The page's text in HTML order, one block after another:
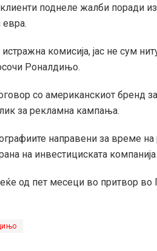
поднеле жалби поради
комисија, јас не сум
Роналдињо.
со американскиот бренд
лик за рекламна кампања.
направени за време
на инвестициската
од пет месеци во притвор во